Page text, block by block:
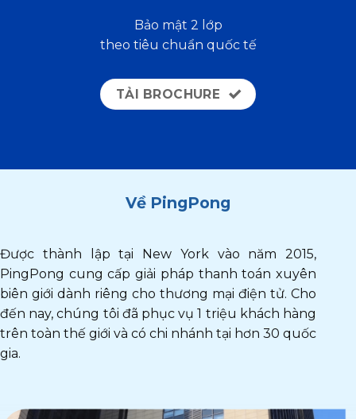
Bảo mật 2 lớp
theo tiêu chuẩn quốc tế
TẢI BROCHURE
Về PingPong
Được thành lập tại New York vào năm 2015,
PingPong cung cấp giải pháp thanh toán xuyên
biên giới dành riêng cho thương mại điện tử. Cho
đến nay, chúng tôi đã phục vụ 1 triệu khách hàng
trên toàn thế giới và có chi nhánh tại hơn 30 quốc
gia.